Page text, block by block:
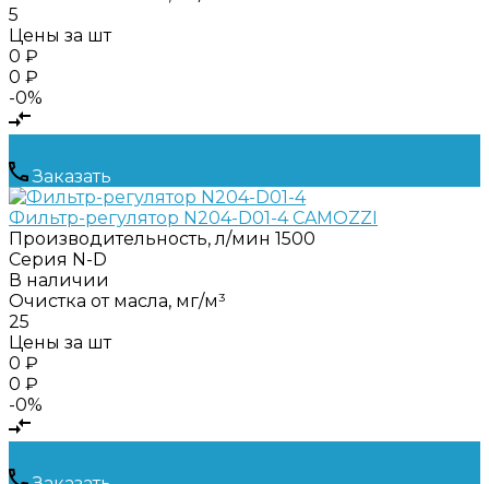
5
Цены за шт
0 ₽
0 ₽
-0%
Заказать
Фильтр-регулятор N204-D01-4 CAMOZZI
Производительность, л/мин 1500
Серия N-D
В наличии
Очистка от масла, мг/м³
25
Цены за шт
0 ₽
0 ₽
-0%